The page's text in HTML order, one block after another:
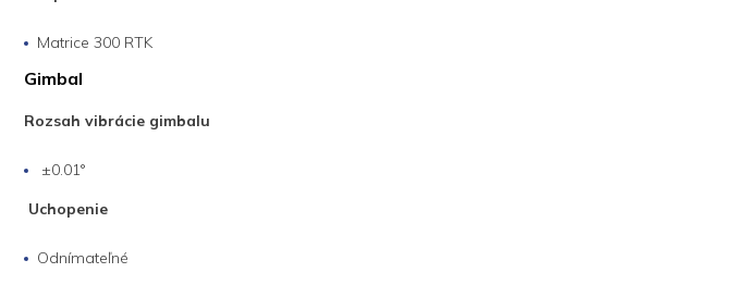
Matrice 300 RTK
Gimbal
Rozsah vibrácie gimbalu
±0.01°
Uchopenie
Odnímateľné